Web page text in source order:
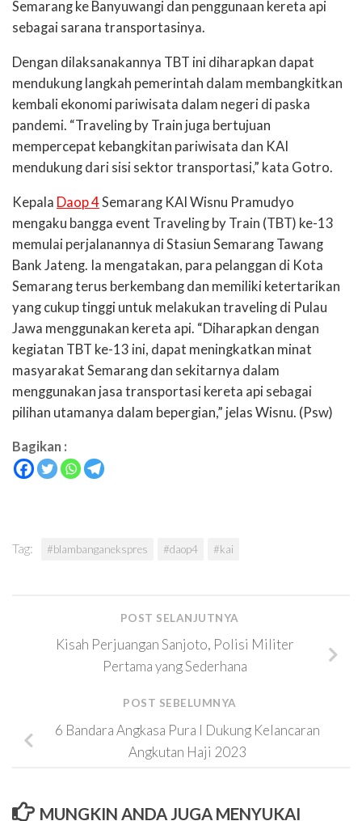
Semarang ke Banyuwangi dan penggunaan kereta api
sebagai sarana transportasinya.
Dengan dilaksanakannya TBT ini diharapkan dapat
mendukung langkah pemerintah dalam membangkitkan
kembali ekonomi pariwisata dalam negeri di paska
pandemi. “Traveling by Train juga bertujuan
mempercepat kebangkitan pariwisata dan KAI
mendukung dari sisi sektor transportasi,” kata Gotro.
Kepala Daop 4Semarang KAI Wisnu Pramudyo
mengaku bangga event Traveling by Train (TBT) ke-13
memulai perjalanannya di Stasiun Semarang Tawang
Bank Jateng. Ia mengatakan, para pelanggan di Kota
Semarang terus berkembang dan memiliki ketertarikan
yang cukup tinggi untuk melakukan traveling di Pulau
Jawa menggunakan kereta api. “Diharapkan dengan
kegiatan TBT ke-13 ini, dapat meningkatkan minat
masyarakat Semarang dan sekitarnya dalam
menggunakan jasa transportasi kereta api sebagai
pilihan utamanya dalam bepergian,” jelas Wisnu. (Psw)
Bagikan :
Tag: #blambanganekspres #daop4 #kai
POST SELANJUTNYA
Kisah Perjuangan Sanjoto, Polisi Militer
Pertama yang Sederhana
POST SEBELUMNYA
6 Bandara Angkasa Pura I Dukung Kelancaran
Angkutan Haji 2023
MUNGKIN ANDA JUGA MENYUKAI